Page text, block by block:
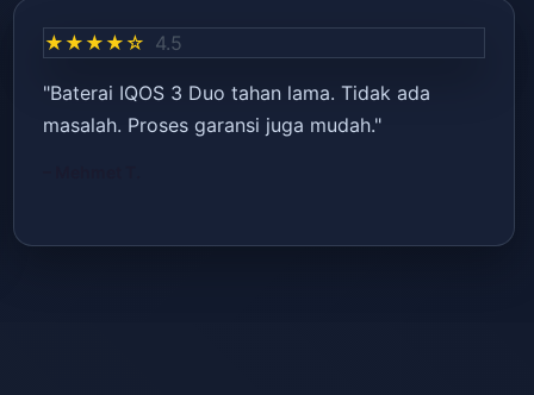
★★★★☆ 4.5
"Baterai IQOS 3 Duo tahan lama. Tidak ada
masalah. Proses garansi juga mudah."